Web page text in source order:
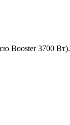
Booster 3700 Вт).